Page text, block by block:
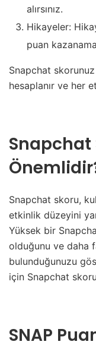
alırsınız.
Hikayeler:
puan
Snapchat
hesaplanır ve her
Snapchat
Snapchat skoru,
etkinlik düzeyini
Yüksek bir
olduğunu ve daha
bulunduğunuzu
için Snapchat
SNAP